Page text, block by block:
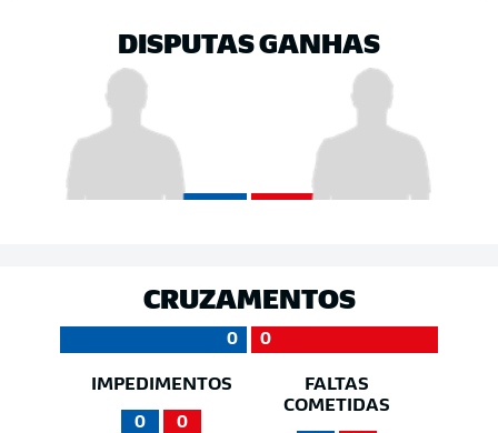
DISPUTAS GANHAS
CRUZAMENTOS
0 0
IMPEDIMENTOS
0 0
FALTAS
COMETIDAS